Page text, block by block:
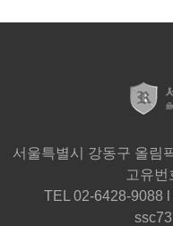
서울특별시 강동구 올림
고유번
TEL 02-6428-9088